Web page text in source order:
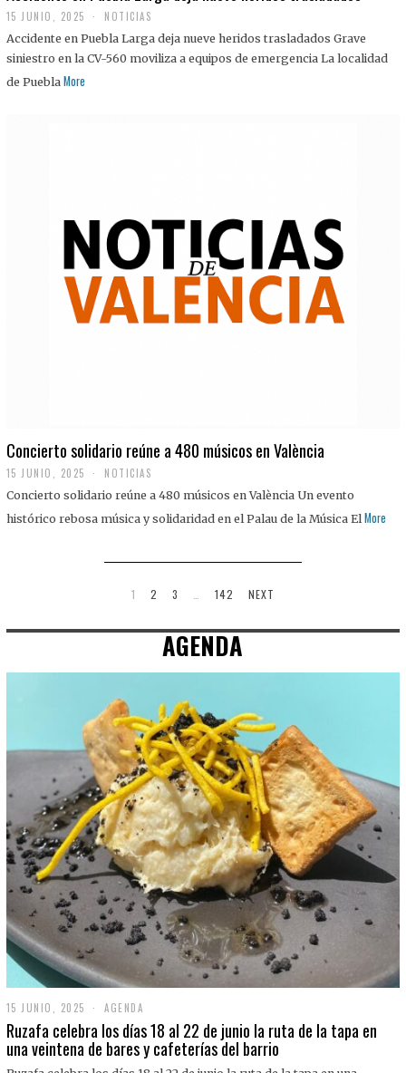
15 JUNIO, 2025 NOTICIAS
Accidente en Puebla Larga deja nueve heridos trasladados Grave
siniestro en la CV-560 moviliza a equipos de emergencia La localidad
de Puebla More
Concierto solidario reúne a 480 músicos en València
15 JUNIO, 2025 NOTICIAS
Concierto solidario reúne a 480 músicos en València Un evento
histórico rebosa música y solidaridad en el Palau de la Música El More
1 2 3 142 NEXT
AGENDA
15 JUNIO, 2025
J
U
AGENDA
Ruzafa celebra los días 18 al 22 de junio la ruta de la tapa en
una veintena de bares y cafeterías del barrio